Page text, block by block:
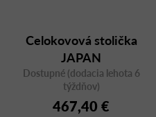
Celokovová stolička
JAPAN
Dostupné (dodacia lehota 6
týždňov)
467,40 €